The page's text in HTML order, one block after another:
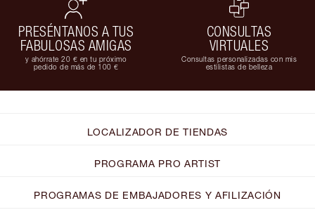
PRESÉNTANOS A TUS
FABULOSAS AMIGAS
y ahórrate 20 € en tu próximo
pedido de más de 100 €
CONSULTAS
VIRTUALES
Consultas personalizadas con mis
estilistas de belleza
LOCALIZADOR DE TIENDAS
PROGRAMA PRO ARTIST
PROGRAMAS DE EMBAJADORES Y AFILIZACIÓN